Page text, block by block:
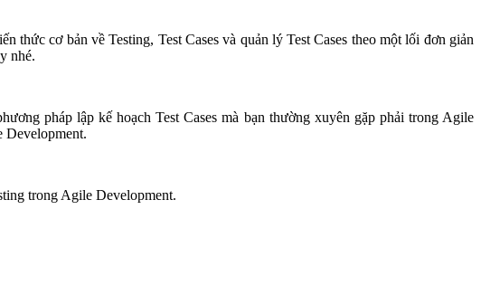
thức cơ bản về Testing, Test Cases và quản lý Test Cases theo một lối đơn giản
nhé.
pháp lập kế hoạch Test Cases mà bạn thường xuyên gặp phải trong Agile
Development.
trong Agile Development.